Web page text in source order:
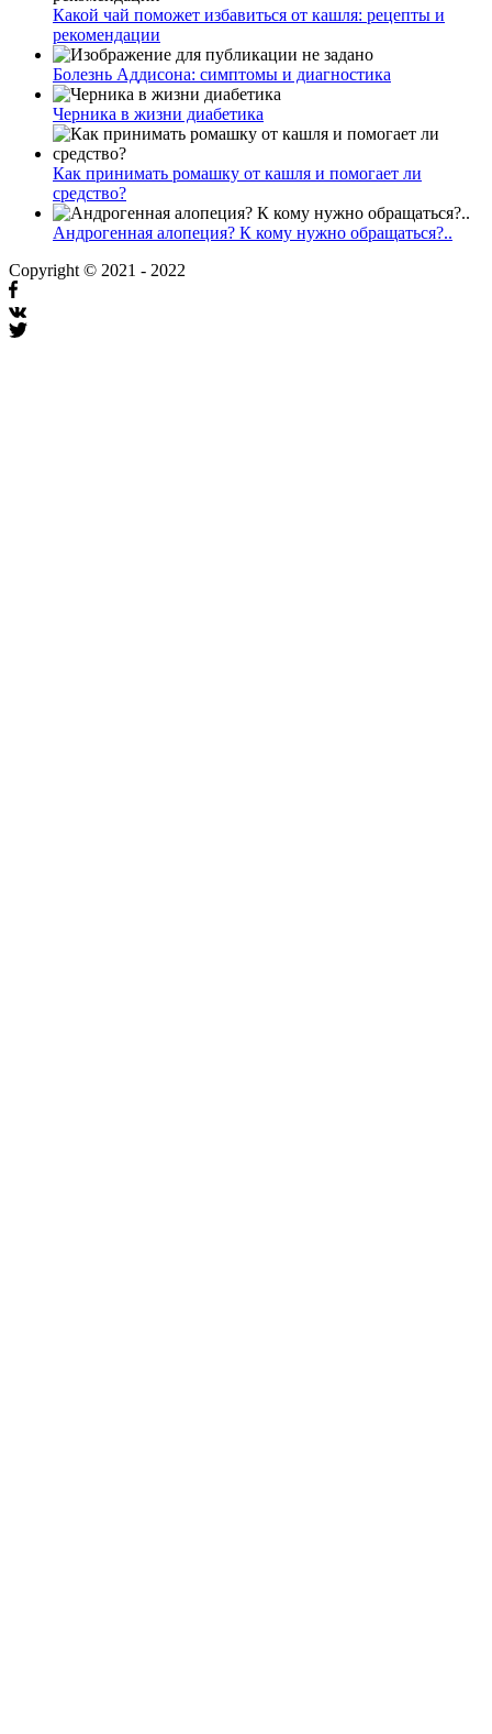
Какой чай поможет избавиться от кашля: рецепты и
рекомендации
Болезнь Аддисона: симптомы и диагностика
Черника в жизни диабетика
Как принимать ромашку от кашля и помогает ли
средство?
Андрогенная алопеция? К кому нужно обращаться?..
Copyright © 2021 - 2022